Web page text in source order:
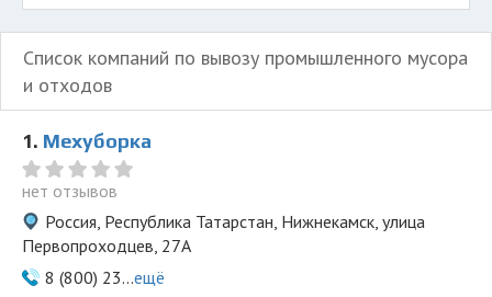
Список компаний по вывозу промышленного мусора
и отходов
1. Мехуборка
нет отзывов
Россия, Республика Татарстан, Нижнекамск, улица
Первопроходцев, 27А
8 (800) 23...ещё